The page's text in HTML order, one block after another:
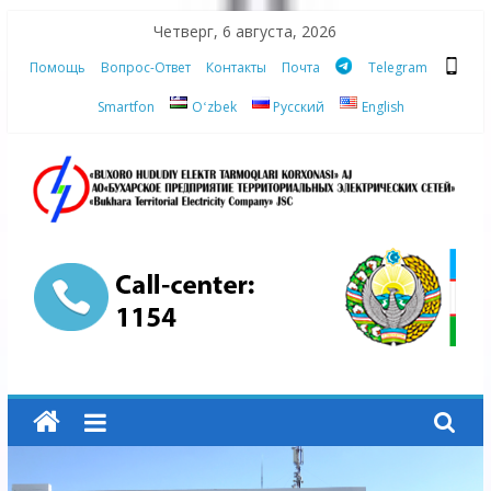
content
Четверг, 6 августа, 2026
Помощь Вопрос-Ответ Контакты Почта Telegram
Smartfon Oʻzbek Русский English
АО
"Бухарское
Предприятие
Территориальных